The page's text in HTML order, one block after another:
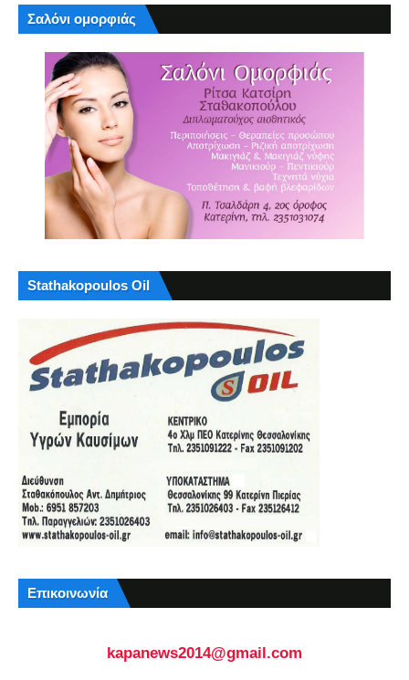
Σαλόνι ομορφιάς
Stathakopoulos Oil
Επικοινωνία
kapanews2014@gmail.com